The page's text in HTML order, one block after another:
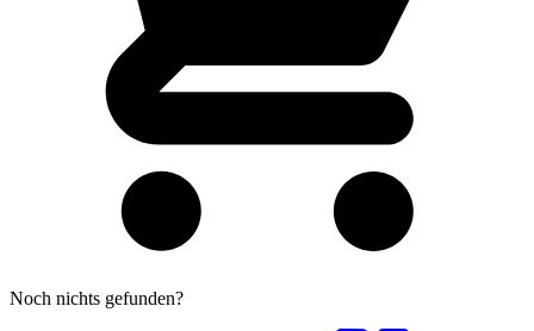
Noch nichts gefunden?